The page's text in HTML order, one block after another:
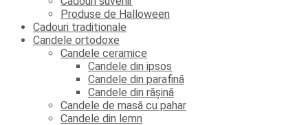
Produse de Halloween
Cadouri traditionale
Candele ortodoxe
Candele ceramice
Candele din ipsos
Candele din parafină
Candele din rășină
Candele de masă cu pahar
Candele din lemn